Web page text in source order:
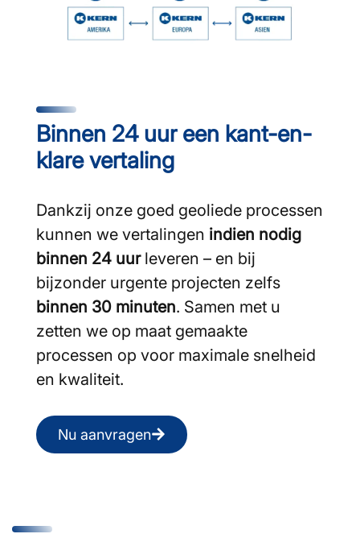
Binnen 24 uur een kant-en-
klare vertaling
Dankzij onze goed geoliede processen
kunnen we vertalingen indien nodig
binnen 24 uurleveren – en bij
bijzonder urgente projecten zelfs
binnen 30 minuten. Samen met u
zetten we op maat gemaakte
processen op voor maximale snelheid
en kwaliteit.
Nu aanvragen